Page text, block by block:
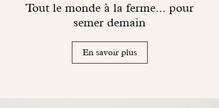
Tout le monde à la ferme... pour
semer demain
En savoir plus